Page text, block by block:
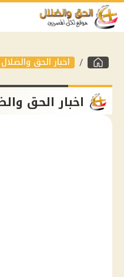
اخبار الحق والضلال
اخبار الحق